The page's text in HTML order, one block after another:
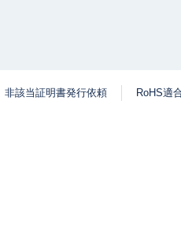
非該当証明書発行依頼 RoHS適